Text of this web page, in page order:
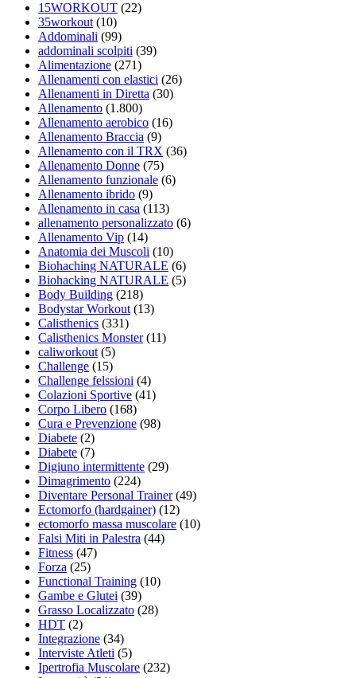
15WORKOUT (22)
35workout (10)
Addominali (99)
addominali scolpiti (39)
Alimentazione (271)
Allenamenti con elastici (26)
Allenamenti in Diretta (30)
Allenamento (1.800)
Allenamento aerobico (16)
Allenamento Braccia (9)
Allenamento con il TRX (36)
Allenamento Donne (75)
Allenamento funzionale (6)
Allenamento ibrido (9)
Allenamento in casa (113)
allenamento personalizzato (6)
Allenamento Vip (14)
Anatomia dei Muscoli (10)
Biohaching NATURALE (6)
Biohacking NATURALE (5)
Body Building (218)
Bodystar Workout (13)
Calisthenics (331)
Calisthenics Monster(11)
caliworkout (5)
Challenge (15)
Challenge felssioni (4)
Colazioni Sportive (41)
Corpo Libero (168)
Cura e Prevenzione (98)
Diabete (2)
Diabete (7)
Digiuno intermittente (29)
Dimagrimento (224)
Diventare Personal Trainer(49)
Ectomorfo (hardgainer) (12)
ectomorfo massa muscolare (10)
Falsi Miti in Palestra (44)
Fitness (47)
Forza (25)
Functional Training (10)
Gambe e Glutei (39)
Grasso Localizzato (28)
HDT (2)
Integrazione (34)
Interviste Atleti (5)
Ipertrofia Muscolare (232)